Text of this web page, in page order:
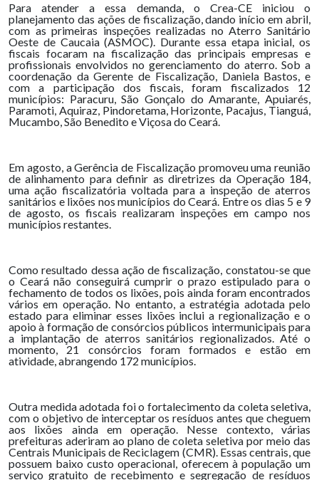
Para atender a essa demanda, o Crea-CE iniciou o
planejamento das ações de fiscalização, dando início em abril,
com as primeiras inspeções realizadas no Aterro Sanitário
Oeste de Caucaia (ASMOC). Durante essa etapa inicial, os
fiscais focaram na fiscalização das principais empresas e
profissionais envolvidos no gerenciamento do aterro. Sob a
coordenação da Gerente de Fiscalização, Daniela Bastos, e
com a participação dos fiscais, foram fiscalizados 12
municípios: Paracuru, São Gonçalo do Amarante, Apuiarés,
Paramoti, Aquiraz, Pindoretama, Horizonte, Pacajus, Tianguá,
Mucambo, São Benedito e Viçosa do Ceará.
Em agosto, a Gerência de Fiscalização promoveu uma reunião
de alinhamento para definir as diretrizes da Operação 184,
uma ação fiscalizatória voltada para a inspeção de aterros
sanitários e lixões nos municípios do Ceará. Entre os dias 5 e 9
de agosto, os fiscais realizaram inspeções em campo nos
municípios restantes.
Como resultado dessa ação de fiscalização, constatou-se que
o Ceará não conseguirá cumprir o prazo estipulado para o
fechamento de todos os lixões, pois ainda foram encontrados
vários em operação. No entanto, a estratégia adotada pelo
estado para eliminar esses lixões inclui a regionalização e o
apoio à formação de consórcios públicos intermunicipais para
a implantação de aterros sanitários regionalizados. Até o
momento, 21 consórcios foram formados e estão em
atividade, abrangendo 172 municípios.
Outra medida adotada foi o fortalecimento da coleta seletiva,
com o objetivo de interceptar os resíduos antes que cheguem
aos lixões ainda em operação. Nesse contexto, várias
prefeituras aderiram ao plano de coleta seletiva por meio das
Centrais Municipais de Reciclagem (CMR). Essas centrais, que
possuem baixo custo operacional, oferecem à população um
serviço gratuito de recebimento e segregação de resíduos